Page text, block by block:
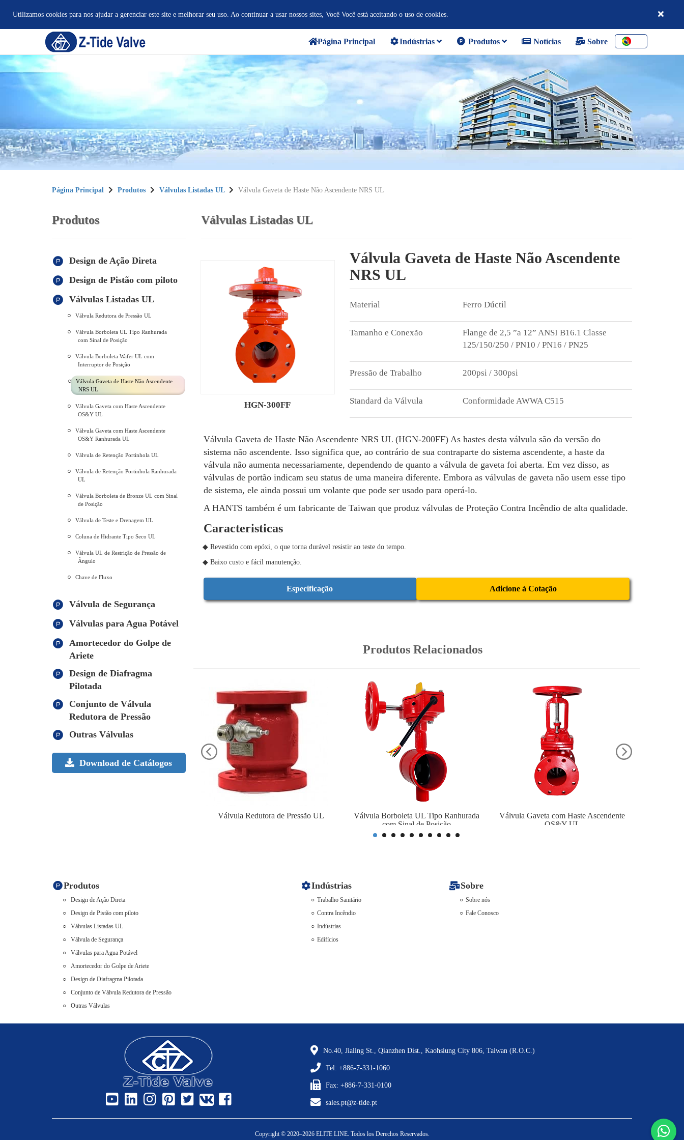
Utilizamos cookies para nos ajudar a gerenciar este site e melhorar seu uso. Ao continuar a usar nossos sites, Você Você está aceitando o uso de cookies.
Página Principal Indústrias Produtos Notícias Sobre
Página Principal Produtos Válvulas Listadas UL Válvula Gaveta de Haste Não Ascendente NRS UL
Produtos
Design de Ação Direta
Design de Pistão com piloto
Válvulas Listadas UL
Válvula Redutora de Pressão UL
Válvula Borboleta UL Tipo Ranhurada
com Sinal de Posição
Válvula Borboleta Wafer UL com
Interruptor de Posição
Válvula Gaveta de Haste Não Ascendente
NRS UL
Válvula Gaveta com Haste Ascendente
OS&Y UL
Válvula Gaveta com Haste Ascendente
OS&Y Ranhurada UL
Válvula de Retenção Portinhola UL
Válvula de Retenção Portinhola Ranhurada
UL
Válvula Borboleta de Bronze UL com Sinal
de Posição
Válvula de Teste e Drenagem UL
Coluna de Hidrante Tipo Seco UL
Válvula UL de Restrição de Pressão de
Ângulo
Chave de Fluxo
Válvula de Segurança
Válvulas para Agua Potável
Amortecedor do Golpe de
Ariete
Design de Diafragma
Pilotada
Conjunto de Válvula
Redutora de Pressão
Outras Válvulas
Download de Catálogos
Válvulas Listadas UL
HGN-300FF
Válvula Gaveta de Haste Não Ascendente
NRS UL
Ferro Dúctil
Flange de 2,5 ”a 12” ANSI B16.1 Classe
125/150/250 / PN10 / PN16 / PN25
200psi / 300psi
Conformidade AWWA C515
Válvula Gaveta de Haste Não Ascendente NRS UL (HGN-200FF) As hastes desta válvula são da versão do
sistema não ascendente. Isso significa que, ao contrário de sua contraparte do sistema ascendente, a haste da
válvula não aumenta necessariamente, dependendo de quanto a válvula de gaveta foi aberta. Em vez disso, as
válvulas de portão indicam seu status de uma maneira diferente. Embora as válvulas de gaveta não usem esse tipo
de sistema, ele ainda possui um volante que pode ser usado para operá-lo.
A HANTS também é um fabricante de Taiwan que produz válvulas de Proteção Contra Incêndio de alta qualidade.
Caracteristicas
◆ Revestido com epóxi, o que torna durável resistir ao teste do tempo.
◆ Baixo custo e fácil manutenção.
Especificação Adicione à Cotação
Produtos Relacionados
Válvula Redutora de Pressão UL
Válvula Borboleta UL Tipo Ranhurada
com Sinal de Posição
Válvula Gaveta com Haste Ascendente
OS&Y UL
Produtos
Design de Ação Direta
Design de Pistão com piloto
Válvulas Listadas UL
Válvula de Segurança
Válvulas para Agua Potável
Amortecedor do Golpe de Ariete
Design de Diafragma Pilotada
Conjunto de Válvula Redutora de Pressão
Outras Válvulas
Indústrias
Trabalho Sanitário
Contra Incêndio
Indústrias
Edifícios
Sobre
Sobre nós
Fale Conosco
No.40, Jialing St., Qianzhen Dist., Kaohsiung City 806, Taiwan (R.O.C.)
Tel: +886-7-331-1060
Fax: +886-7-331-0100
sales.pt@z-tide.pt
Copyright © 2020–2026 ELITE LINE. Todos los Derechos Reservados.